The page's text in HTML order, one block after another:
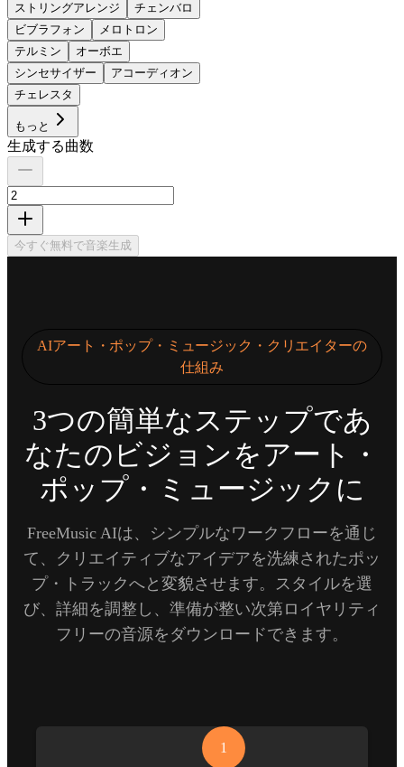
ストリングアレンジ
チェンバロ
ビブラフォン
メロトロン
テルミン
オーボエ
シンセサイザー
アコーディオン
チェレスタ
もっと
生成する曲数
今すぐ無料で音楽生成
AIアート・ポップ・ミュージック・クリエイターの
仕組み
3つの簡単なステップであ
なたのビジョンをアート・
ポップ・ミュージックに
FreeMusic AIは、シンプルなワークフローを通じ
て、クリエイティブなアイデアを洗練されたポッ
プ・トラックへと変貌させます。スタイルを選
び、詳細を調整し、準備が整い次第ロイヤリティ
フリーの音源をダウンロードできます。
1